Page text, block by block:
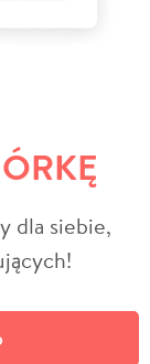
dla siebie,